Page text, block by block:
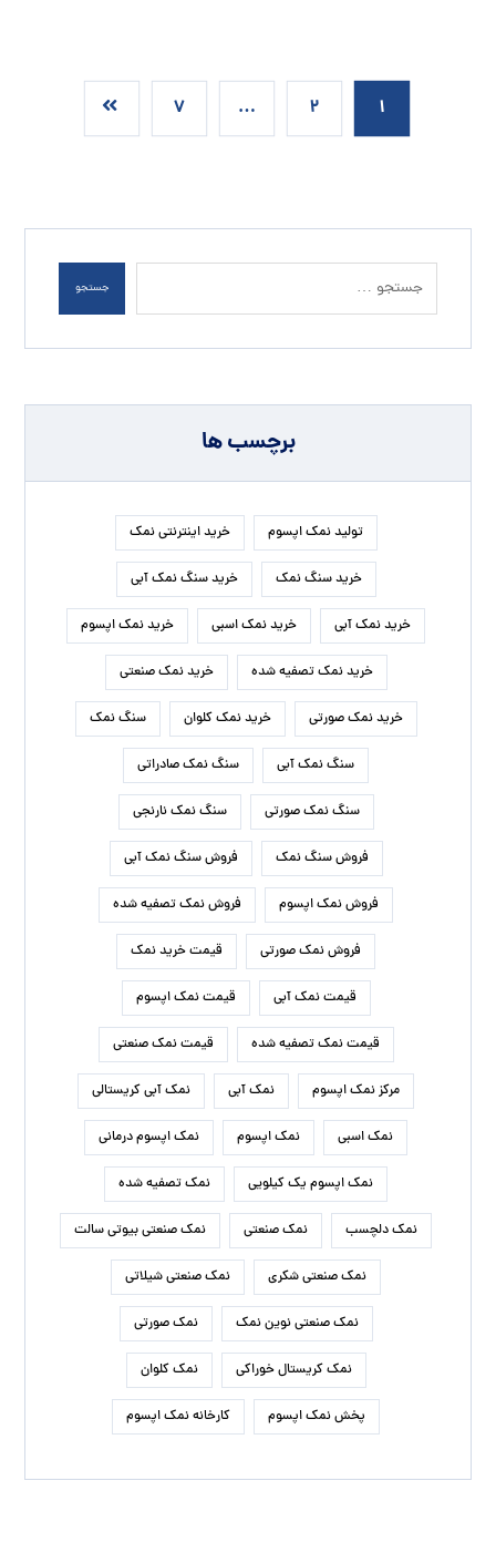
۱ ۲ … ۷
جستجو
برچسب ها
تولید نمک اپسوم خرید اینترنتی نمک
خرید سنگ نمک خرید سنگ نمک آبی
خرید نمک آبی خرید نمک اسبی خرید نمک اپسوم
خرید نمک تصفیه شده خرید نمک صنعتی
خرید نمک صورتی خرید نمک کلوان سنگ نمک
سنگ نمک آبی سنگ نمک صادراتی
سنگ نمک صورتی سنگ نمک نارنجی
فروش سنگ نمک فروش سنگ نمک آبی
فروش نمک اپسوم فروش نمک تصفیه شده
فروش نمک صورتی قیمت خرید نمک
قیمت نمک آبی قیمت نمک اپسوم
قیمت نمک تصفیه شده قیمت نمک صنعتی
مرکز نمک اپسوم نمک آبی نمک آبی کریستالی
نمک اسبی نمک اپسوم نمک اپسوم درمانی
نمک اپسوم یک کیلویی نمک تصفیه شده
نمک دلچسب نمک صنعتی نمک صنعتی بیوتی سالت
نمک صنعتی شکری نمک صنعتی شیلاتی
نمک صنعتی نوین نمک نمک صورتی
نمک کریستال خوراکی نمک کلوان
پخش نمک اپسوم کارخانه نمک اپسوم